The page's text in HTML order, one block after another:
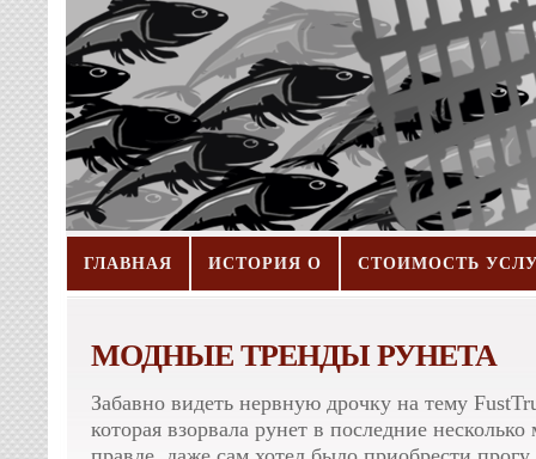
ГЛАВНАЯ ИСТОРИЯ О СТОИМОСТЬ
МОДНЫЕ ТРЕНДЫ РУНЕТА
Забавно видеть нервную дрочку на тему
которая взорвала рунет в последние